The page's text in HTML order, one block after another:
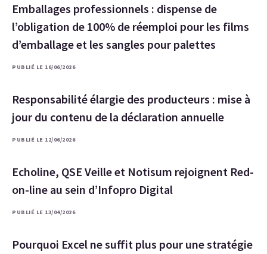
Emballages professionnels : dispense de
l’obligation de 100% de réemploi pour les films
d’emballage et les sangles pour palettes
PUBLIÉ LE 16/06/2026
Responsabilité élargie des producteurs : mise à
jour du contenu de la déclaration annuelle
PUBLIÉ LE 12/06/2026
Echoline, QSE Veille et Notisum rejoignent Red-
on-line au sein d’Infopro Digital
PUBLIÉ LE 13/04/2026
Pourquoi Excel ne suffit plus pour une stratégie